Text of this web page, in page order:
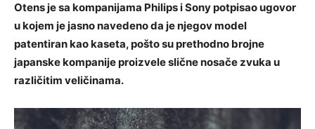
Otens je sa kompanijama Philips i Sony potpisao ugovor
u kojem je jasno navedeno da je njegov model
patentiran kao kaseta, pošto su prethodno brojne
japanske kompanije proizvele slične nosače zvuka u
različitim veličinama.